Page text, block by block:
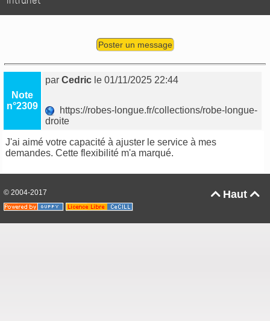
Poster un message
Note
n°2309
parCedric le 01/11/2025 22:44
https://robes-longue.fr/collections/robe-longue-
droite
J'ai aimé votre capacité à ajuster le service à mes
demandes. Cette flexibilité m'a marqué.
Haut 
© 2004-2017